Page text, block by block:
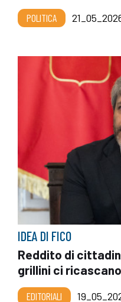
POLITICA
IDEA DI FICO
Reddito di
grillini ci ricascano
EDITORIALI